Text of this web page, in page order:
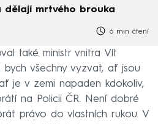
dělají mrtvého brouka
6 min čtení
také ministr vnitra Vít
bych všechny vyzvat, ať jsou
je v zemi napaden kdokoliv,
na Policii ČR. Není dobré
právo do vlastních rukou. V